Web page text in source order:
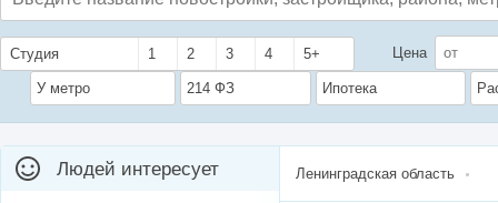
Студия 1 2 3 4 5+ Цена
У метро 214 ФЗ Ипотека
Ленинградская область
Людей интересует